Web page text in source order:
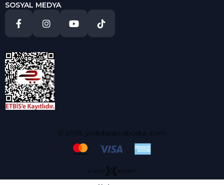
SOSYAL MEDYA
© 2018, yedekparcabudur..com